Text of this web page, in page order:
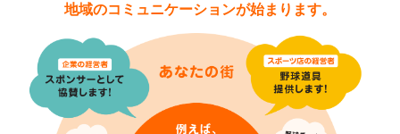
地域のコミュニケーションが始まります。